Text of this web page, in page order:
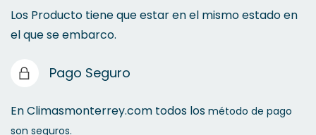
Los Producto tiene que estar en el mismo estado en
el que se embarco.
Pago Seguro
En Climasmonterrey.com todos los método de pago
son seguros.